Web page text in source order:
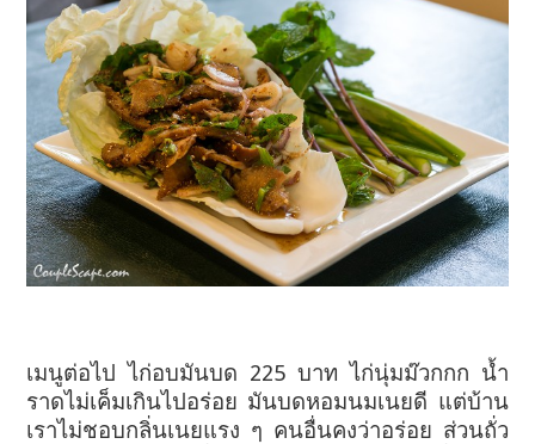
เมนูต่อไป ไก่อบมันบด 225 บาท ไก่นุ่มม๊วกกก น้ำ
ราดไม่เค็มเกินไปอร่อย มันบดหอมนมเนยดี แต่บ้าน
เราไม่ชอบกลิ่นเนยแรง ๆ คนอื่นคงว่าอร่อย ส่วนถั่ว